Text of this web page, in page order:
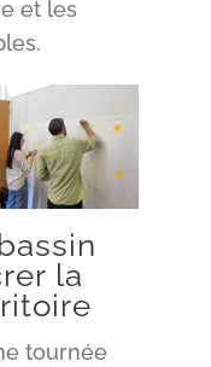
et les
la
tournée